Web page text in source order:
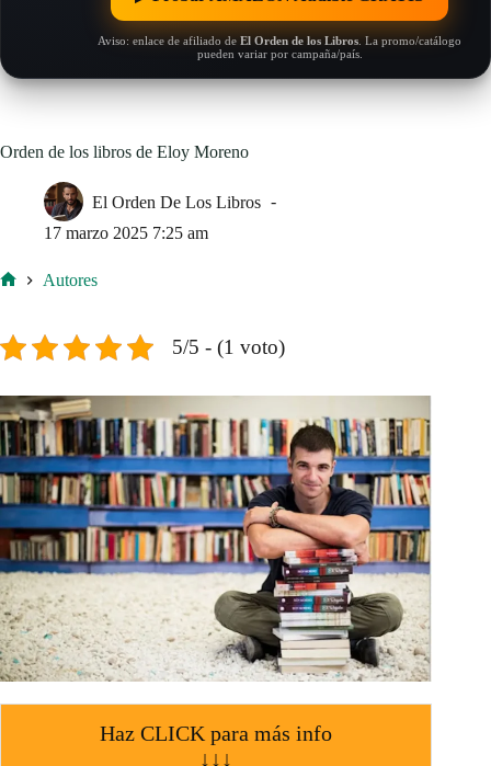
Aviso: enlace de afiliado de El Orden de los Libros . La promo/catálogo
pueden variar por campaña/país.
Orden de los libros de Eloy Moreno
El Orden De Los Libros
17 marzo 2025 7:25 am
Autores
5/5 - (1 voto)
Haz CLICK para más info
↓↓↓